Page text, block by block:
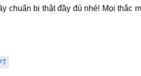
chuẩn bị thật đầy đủ nhé! Mọi thắc